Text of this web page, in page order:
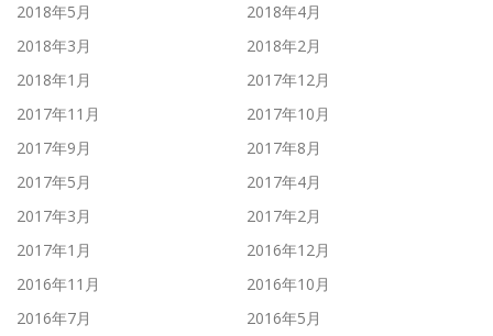
2018年5月
2018年4月
2018年3月
2018年2月
2018年1月
2017年12月
2017年11月
2017年10月
2017年9月
2017年8月
2017年5月
2017年4月
2017年3月
2017年2月
2017年1月
2016年12月
2016年11月
2016年10月
2016年7月
2016年5月